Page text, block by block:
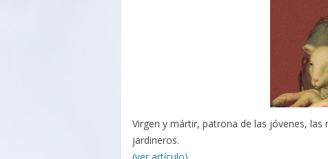
Virgen y mártir, patrona de las jóvenes,
jardineros.